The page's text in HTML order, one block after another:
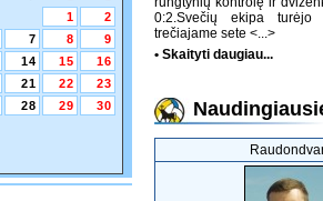
1
2
7 8
9
14 15
16
21 22
23
28 29
30
0:2.Svečių ekipa turėjo
trečiajame sete <...>
• Skaityti daugiau...